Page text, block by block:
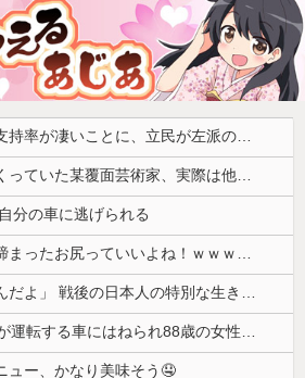
最新の世論調査で野党支持率が凄いことに、立民が左派の嫌う政策に賛同してしまった結果……
あっち系が持ち上げまくっていた某覆面芸術家、実際は他人に迷惑をかけまくりだったと証明されてしまい……
分の車に逃げられる
【画像】日焼け口リの締まったお尻っていいよね！ｗｗｗｗｗ
海外「日本は戦勝国なんだよ」 戦後の日本人の特別な生き様に各国から称賛の声
【島根】孫の34歳男性が運転する車にはねられ88歳の女性が死亡…民家の敷地内での事故 奥出雲町
ュー、かなり美味そう🤤